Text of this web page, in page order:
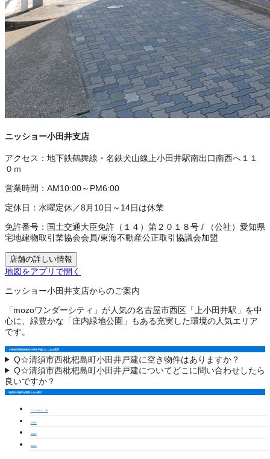
ニッショー小田井支店
アクセス： 地下鉄鶴舞線・名鉄犬山線上小田井駅南出口南西へ１１
０ｍ
営業時間： AM10:00～PM6:00
定休日： 水曜定休／8月10日～14日は休業
免許番号： 国土交通大臣免許（１４）第２０１８号 /
（公社）愛知県
宅地建物取引業協会会員/東海不動産公正取引協議会加盟
店舗の詳しい情報
地図をアプリで開く
ニッショー小田井支店からのご案内
「mozoワンダーシティ」が人気の名古屋市西区「上小田井駅」を中
心に、緑豊かな「庄内緑地公園」もある充実した環境の人気エリア
です。
☆清須市西枇杷島町小田井戸建のよくある質問
Q☆清須市西枇杷島町小田井戸建に空き物件はありますか？
Q☆清須市西枇杷島町小田井戸建についてどこに問い合わせしたら
良いですか？
清須市の物件を間取りから探す
ワンルーム・1K
1LDK
2LDK
3LDK